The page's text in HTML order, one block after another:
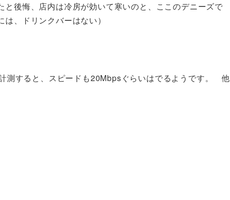
後悔、店内は冷房が効いて寒いのと、ここのデニーズで
、ドリンクバーはない）
測すると、スピードも20Mbpsぐらいはでるようです。 他